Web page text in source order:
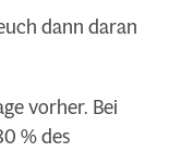
dann daran
vorher. Bei
% des